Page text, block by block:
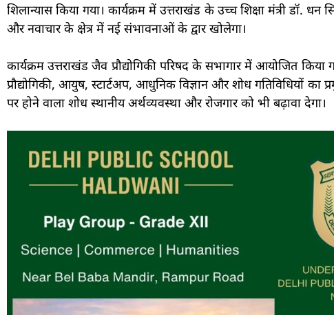
शिलान्यास किया गया। कार्यक्रम में उत्तराखंड के उच्च शिक्षा मंत्री डॉ.
और नवाचार के क्षेत्र में नई संभावनाओं के द्वार खोलेगा।
कार्यक्रम उत्तराखंड जैव प्रौद्योगिकी परिषद के सभागार में आयोजित
प्रौद्योगिकी, आयुष, स्टार्टअप, आधुनिक विज्ञान और शोध गतिविधियों
पर होने वाला शोध स्थानीय अर्थव्यवस्था और रोजगार को भी बढ़ावा देगा।